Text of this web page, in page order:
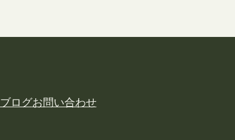
ブログお問い合わせ